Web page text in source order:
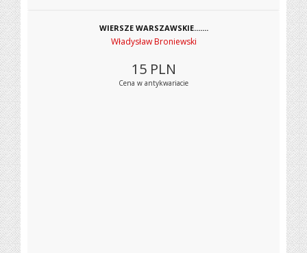
WIERSZE WARSZAWSKIE.......
Władysław Broniewski
15 PLN
Cena w antykwariacie